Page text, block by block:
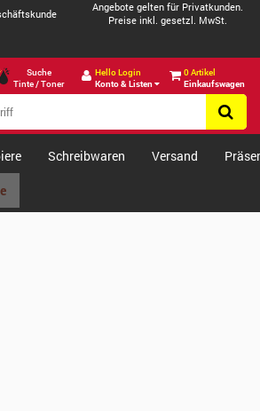
Angebote gelten für Privatkunden.
Preise inkl. gesetzl. MwSt.
Suche
Tinte / Toner
Hello Login
Konto & Listen
0 Artikel
Einkaufswagen
Schreibwaren Versand